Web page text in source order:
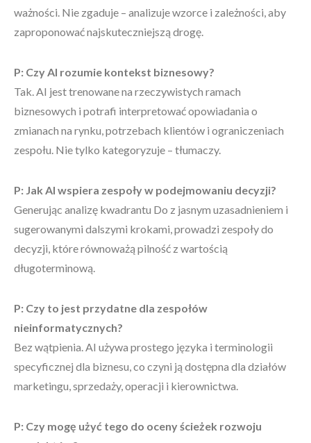
ważności. Nie zgaduje – analizuje wzorce i zależności, aby
zaproponować najskuteczniejszą drogę.
P: Czy AI rozumie kontekst biznesowy?
Tak. AI jest trenowane na rzeczywistych ramach
biznesowych i potrafi interpretować opowiadania o
zmianach na rynku, potrzebach klientów i ograniczeniach
zespołu. Nie tylko kategoryzuje – tłumaczy.
P: Jak AI wspiera zespoły w podejmowaniu decyzji?
Generując analizę kwadrantu Do z jasnym uzasadnieniem i
sugerowanymi dalszymi krokami, prowadzi zespoły do
decyzji, które równoważą pilność z wartością
długoterminową.
P: Czy to jest przydatne dla zespołów
nieinformatycznych?
Bez wątpienia. AI używa prostego języka i terminologii
specyficznej dla biznesu, co czyni ją dostępna dla działów
marketingu, sprzedaży, operacji i kierownictwa.
P: Czy mogę użyć tego do oceny ścieżek rozwoju